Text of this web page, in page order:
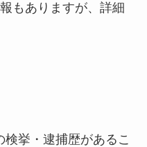
もありますが、詳細
挙・逮捕歴があるこ